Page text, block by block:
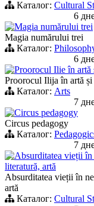
Каталог: Cultural
6
Magia numărului trei
Magia numărului trei
Каталог:
6
Proorocul Ilie în artă
Proorocul Ilija în artă și
Каталог: Arts
7
Circus pedagogy
Circus pedagogy
Каталог:
7
Absurditatea vieții
literatură, artă
Absurditatea vieții în
artă
Каталог: Cultural